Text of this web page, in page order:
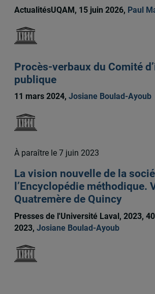
ActualitésUQAM, 15 juin 2026, Paul
Procès-verbaux du Comité
publique
11 mars 2024, Josiane Boulad-Ayoub
À paraître le 7 juin 2023
La vision nouvelle de la
l’Encyclopédie méthodique.
Quatremère de Quincy
Presses de l'Université Laval, 2023,
2023, Josiane Boulad-Ayoub